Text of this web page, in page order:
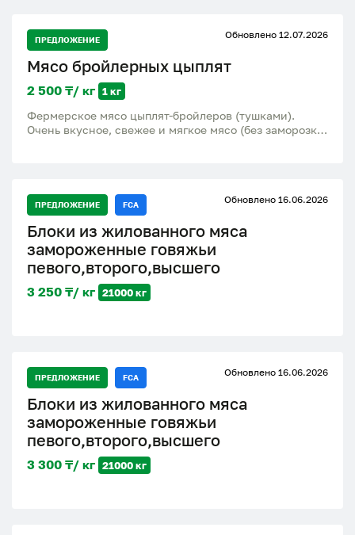
ПРЕДЛОЖЕНИЕ Обновлено 12.07.2026
Мясо бройлерных цыплят
2 500 ₸/ кг 1 кг
Фермерское мясо цыплят-бройлеров (тушками).
Очень вкусное, свежее и мягкое мясо (без заморозки)
ПРЕДЛОЖЕНИЕ FCA Обновлено 16.06.2026
Блоки из жилованного мяса
замороженные говяжьи
певого,второго,высшего
3 250 ₸/ кг 21000 кг
ПРЕДЛОЖЕНИЕ FCA Обновлено 16.06.2026
Блоки из жилованного мяса
замороженные говяжьи
певого,второго,высшего
3 300 ₸/ кг 21000 кг